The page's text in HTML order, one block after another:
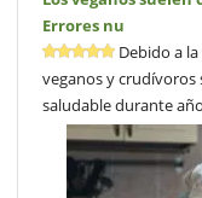
Errores nu
Debido a
veganos y crudívoros
saludable durante